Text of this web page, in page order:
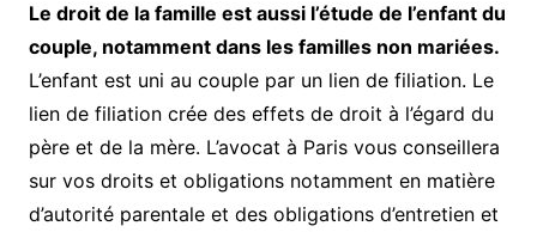
Le droit de la famille est aussi l’étude de l’enfant du
couple, notamment dans les familles non mariées.
L’enfant est uni au couple par un lien de filiation. Le
lien de filiation crée des effets de droit à l’égard du
père et de la mère. L’avocat à Paris vous conseillera
sur vos droits et obligations notamment en matière
d’autorité parentale et des obligations d’entretien et